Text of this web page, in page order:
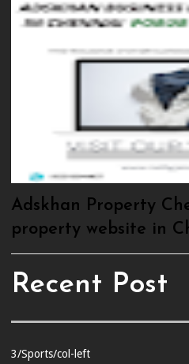
Adskhan Property
property website in
Recent Post
3/Sports/col-left